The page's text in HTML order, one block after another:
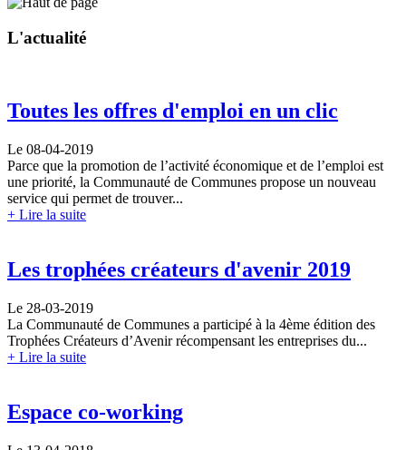
L'actualité
Toutes les offres d'emploi en un clic
Le 08-04-2019
Parce que la promotion de l’activité économique et de l’emploi est
une priorité, la Communauté de Communes propose un nouveau
service qui permet de trouver...
+ Lire la suite
Les trophées créateurs d'avenir 2019
Le 28-03-2019
La Communauté de Communes a participé à la 4ème édition des
Trophées Créateurs d’Avenir récompensant les entreprises du...
+ Lire la suite
Espace co-working